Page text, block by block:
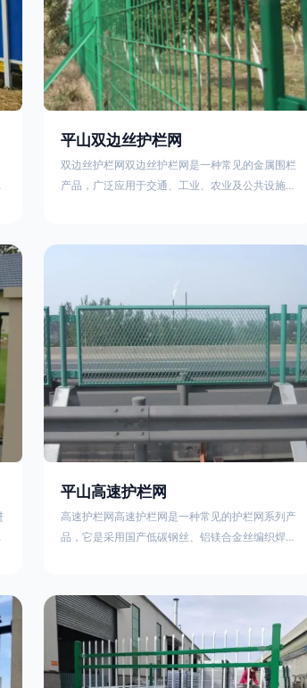
平山双边丝护栏网
双边丝护栏网双边丝护栏网是一种常见的金属围栏
产品，广泛应用于交通、工业、农业及公共设施等
及技术规范进行综合解析：一、基本概述定义与结
接或编织形成网格结构，网片两侧各有一根加固的
纵向钢丝（双边丝），用于与立柱连接固定。其表
面通常采用镀锌、喷塑或浸塑处理，以增强耐腐蚀
性
平山高速护栏网
高速护栏网高速护栏网是一种常见的护栏网系列产
品，它是采用国产低碳钢丝、铝镁合金丝编织焊接
其作用是防止对面车辆灯光的照射，增加公路行驶
的安全性。另一种是高速公路两侧的防护网，其作
用是防止车辆失控冲出路面，保护行车人员和车辆
的安全 。双边丝高速护栏网又称‘双边丝隔离栅’，
采用冷拔低碳钢丝焊接成网筒状卷边与网面一体，